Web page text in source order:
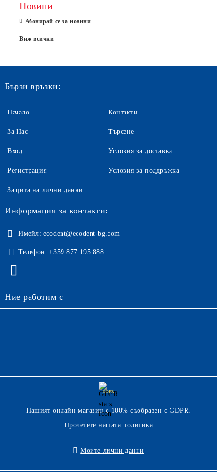
Новини
Абонирай се за новини
Виж всички
Бързи връзки:
Начало
За Нас
Вход
Регистрация
Контакти
Търсене
Условия за доставка
Условия за поддръжка
Защита на лични данни
Информация за контакти:
Имейл: ecodent@ecodent-bg.com
Телефон: +359 877 195 888
Ние работим с
GDPR
Нашият онлайн магазин е 100% съобразен с GDPR.
Прочетете нашата политика
Моите лични данни